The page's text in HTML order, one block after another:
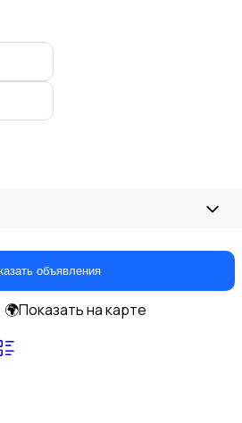
объявления
🌍Показать на карте